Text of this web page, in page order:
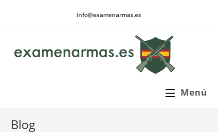
info@examenarmas.es
Menú
Blog